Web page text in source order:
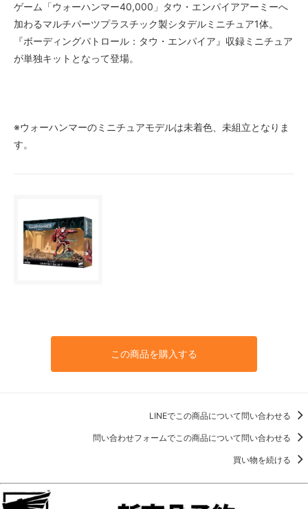
ゲーム「ウォーハンマー40,000」タウ・エンパイアアーミーへ
加わるマルチパーツプラスチック製シタデルミニチュア1体。
『ボーディングパトロール：タウ・エンパイア』収録ミニチュア
が単独キットとなって登場。
※ウォーハンマーのミニチュアモデルは未着色、未組立となりま
す。
この商品を購入する
LINEでこの商品について問い合わせる
問い合わせフォームでこの商品について問い合わせる
買い物を続ける